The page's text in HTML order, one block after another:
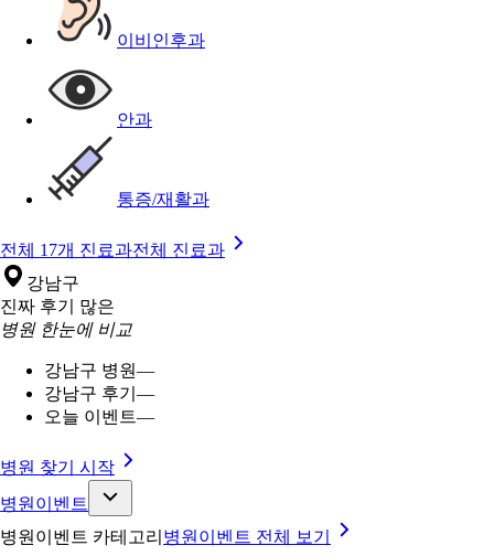
이비인후과
안과
통증/재활과
전체 17개 진료과전체 진료과
강남구
진짜 후기 많은
병원 한눈에 비교
강남구 병원—
강남구 후기 —
오늘 이벤트—
병원 찾기 시작
병원이벤트
병원이벤트 카테고리 병원이벤트 전체 보기